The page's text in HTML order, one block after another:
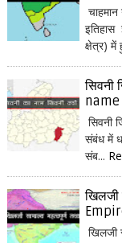
क्षेत्र)
सिवनी
name
सिवनी
संबंध में
संब...
खिलजी
खिलजी